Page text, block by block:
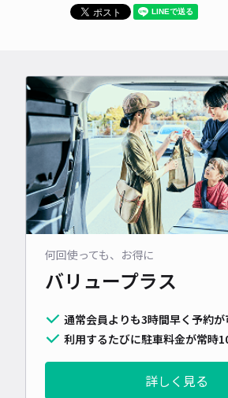
何回使っても、お得に
バリュープラス
通常会員よりも3時間早く予約が
利用するたびに駐車料金が常時
詳しく見る